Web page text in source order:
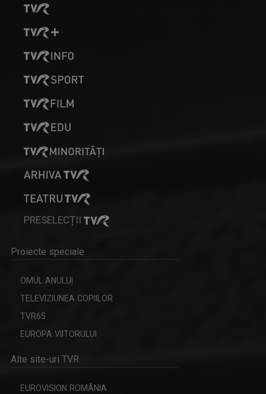
PRESELECȚII
Proiecte speciale
OMUL ANULUI
TELEVIZIUNEA COPIILOR
TVR65
EUROPA VIITORULUI
Alte site-uri TVR
EUROVISION ROMÂNIA